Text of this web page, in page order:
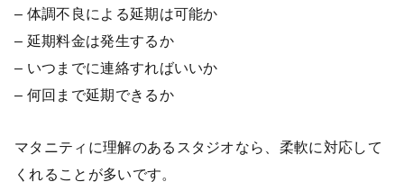
– 体調不良による延期は可能か
– 延期料金は発生するか
– いつまでに連絡すればいいか
– 何回まで延期できるか
マタニティに理解のあるスタジオなら、柔軟に対応して
くれることが多いです。